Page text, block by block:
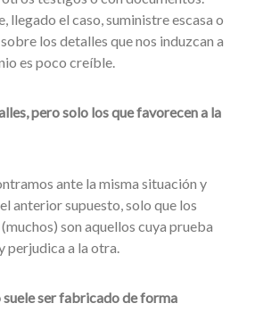
llegado el caso, suministre escasa o
los detalles que nos induzcan a
es poco creíble.
pero solo los que favorecen a la
ante la misma situación y
anterior supuesto, solo que los
son aquellos cuya prueba
perjudica a la otra.
ser fabricado de forma